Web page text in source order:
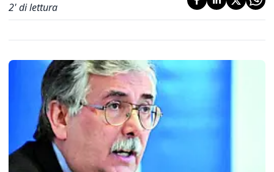
2' di lettura